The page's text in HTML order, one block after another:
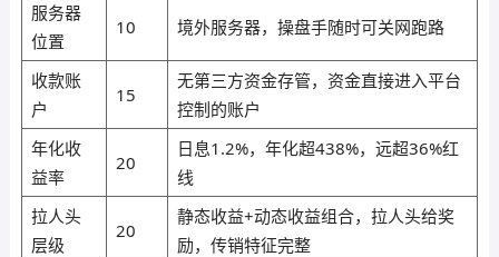
服务器
位置
10 境外服务器，操盘手随时可关网跑路
收款账
户
15
无第三方资金存管，资金直接进入平台
控制的账户
年化收
益率
20
日息1.2%，年化超438%，远超36%红
线
拉人头
层级
20
静态收益+动态收益组合，拉人头给奖
励，传销特征完整